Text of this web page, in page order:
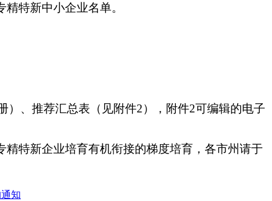
特新中小企业名单。
）、推荐汇总表（见附件2），附件2可编辑的电子
特新企业培育有机衔接的梯度培育，各市州请于
知